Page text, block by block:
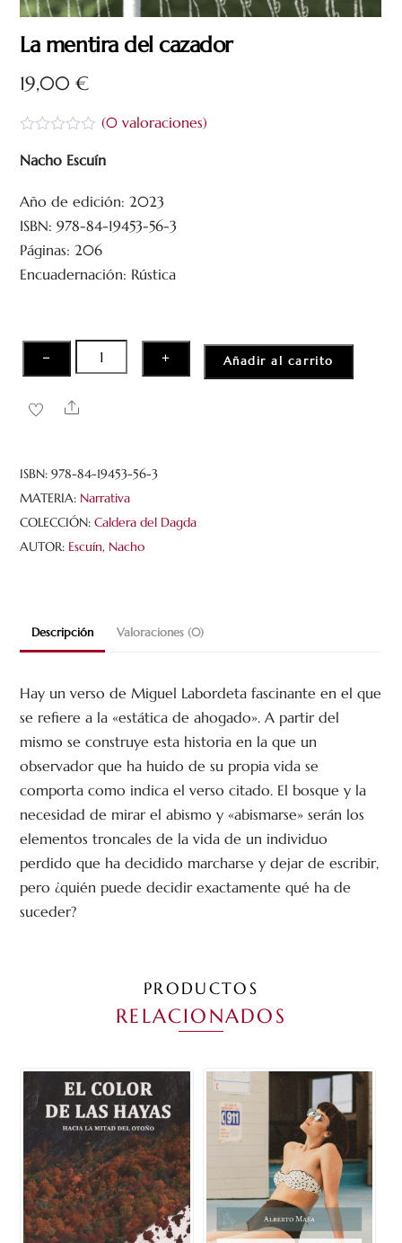
La mentira del cazador
19,00€
a
r
d
o
c
o
5
(0valoraciones)
Nacho Escuín
Año de edición: 2023
ISBN: 978-84-19453-56-3
Páginas: 206
Encuadernación: Rústica
−
mentira
del
+ Añadir al carrito
Share
ISBN:978-84-19453-56-3
MATERIA: Narrativa
COLECCIÓN:Caldera del Dagda
AUTOR: Escuín, Nacho
Descripción Valoraciones (0)
Hay un verso de Miguel Labordeta fascinante en el que
se refiere a la «estática de ahogado». A partir del
mismo se construye esta historia en la que un
observador que ha huido de su propia vida se
comporta como indica el verso citado. El bosque y la
necesidad de mirar el abismo y «abismarse» serán los
elementos troncales de la vida de un individuo
perdido que ha decidido marcharse y dejar de escribir,
pero ¿quién puede decidir exactamente qué ha de
suceder?
PRODUCTOS
RELACIONADOS